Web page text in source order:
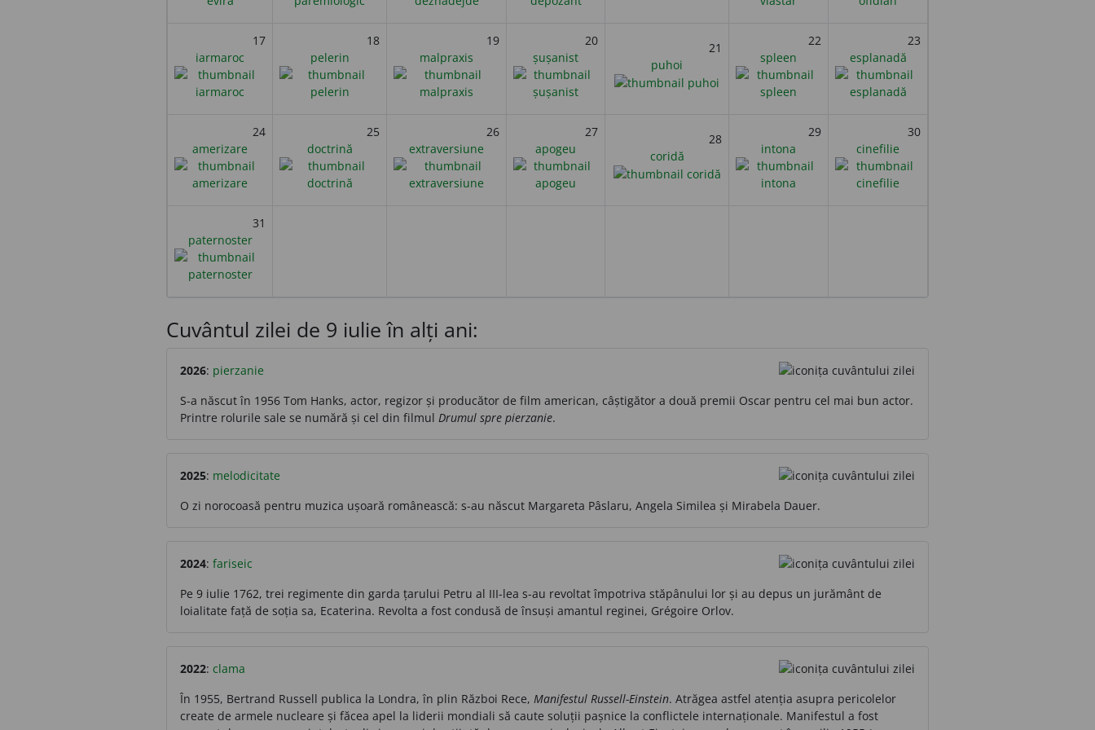
17
iarmaroc
18
pelerin
19
malpraxis
20
șușanist
21
puhoi
22
spleen
23
esplanadă
24
amerizare
25
doctrină
26
extraversiune
27
apogeu
28
coridă
29
intona
30
cinefilie
31
paternoster
Cuvântul zilei de 9 iulie în alți ani:
2026: pierzanie
S-a născut în 1956 Tom Hanks, actor, regizor și producător de film american, câștigător a două premii Oscar pentru cel mai bun actor.
Printre rolurile sale se numără și cel din filmul Drumul spre pierzanie.
2025: melodicitate
O zi norocoasă pentru muzica ușoară românească: s-au născut Margareta Pâslaru, Angela Similea și Mirabela Dauer.
2024: fariseic
Pe 9 iulie 1762, trei regimente din garda țarului Petru al III-lea s-au revoltat împotriva stăpânului lor și au depus un jurământ de
loialitate față de soția sa, Ecaterina. Revolta a fost condusă de însuși amantul reginei, Grégoire Orlov.
2022: clama
În 1955, Bertrand Russell publica la Londra, în plin Război Rece, Manifestul Russell-Einstein. Atrăgea astfel atenția asupra pericolelor
create de armele nucleare și făcea apel la liderii mondiali să caute soluții pașnice la conflictele internaționale. Manifestul a fost